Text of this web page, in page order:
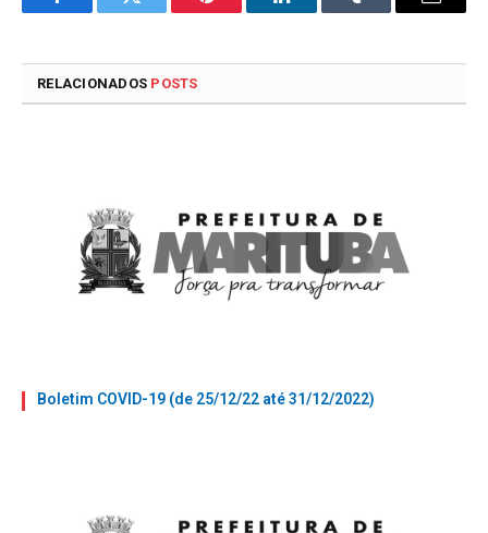
FacebookTwitter Pinterest LinkedInTumblr
E-
RELACIONADOS POSTS
Boletim COVID-19 (de 25/12/22 até 31/12/2022)